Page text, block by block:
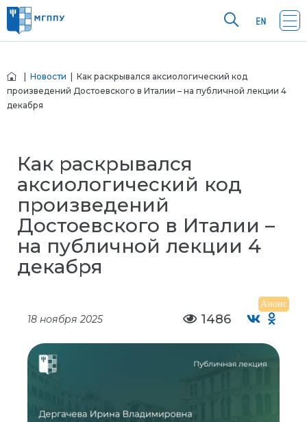
Новости | Как раскрывался аксиологический код
произведений Достоевского в Италии – на публичной лекции 4
декабря
Как раскрывался
аксиологический код
произведений
Достоевского в Италии –
на публичной лекции 4
декабря
Анонс
18 ноября 2025 1486